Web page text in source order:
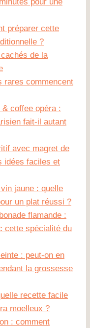
préparer cette
?
de la
rares commencent
coffee opéra :
fait-il autant
avec magret de
idées faciles et
jaune : quelle
un plat réussi ?
flamande :
cette spécialité du
: peut-on en
la grossesse
recette facile
moelleux ?
: comment